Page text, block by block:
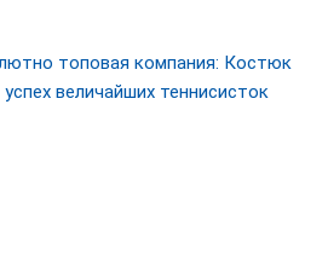
топовая компания: Костюк
величайших теннисисток